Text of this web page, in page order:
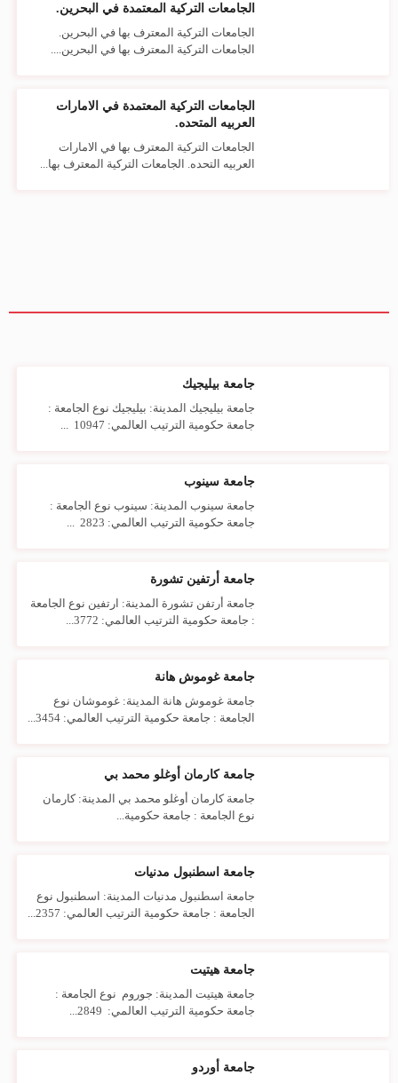
الجامعات التركية المعتمدة في البحرين.
الجامعات التركية المعترف بها في البحرين.
الجامعات التركية المعترف بها في البحرين....
الجامعات التركية المعتمدة في الامارات
العربيه المتحده.
الجامعات التركية المعترف بها في الامارات
العربيه التحده. الجامعات التركية المعترف بها...
جامعة بيليجيك
جامعة بيليجيك المدينة: بيليجيك نوع الجامعة :
جامعة حكومية الترتيب العالمي: 10947 ...
جامعة سينوب
جامعة سينوب المدينة: سينوب نوع الجامعة :
جامعة حكومية الترتيب العالمي: 2823 ...
جامعة أرتفين تشورة
جامعة أرتفن تشورة المدينة: ارتفين نوع الجامعة
: جامعة حكومية الترتيب العالمي: 3772...
جامعة غوموش هانة
جامعة غوموش هانة المدينة: غوموشان نوع
الجامعة : جامعة حكومية الترتيب العالمي: 3454...
جامعة كارمان أوغلو محمد بي
جامعة كارمان أوغلو محمد بي المدينة: كارمان
نوع الجامعة : جامعة حكومية...
جامعة اسطنبول مدنيات
جامعة اسطنبول مدنيات المدينة: اسطنبول نوع
الجامعة : جامعة حكومية الترتيب العالمي: 2357...
جامعة هيتيت
جامعة هيتيت المدينة: جوروم نوع الجامعة :
جامعة حكومية الترتيب العالمي: 2849...
جامعة أوردو